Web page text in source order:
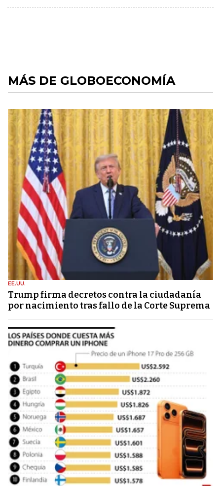
MÁS DE GLOBOECONOMÍA
EE.UU.
Trump firma decretos contra la ciudadanía
por nacimiento tras fallo de la Corte Suprema